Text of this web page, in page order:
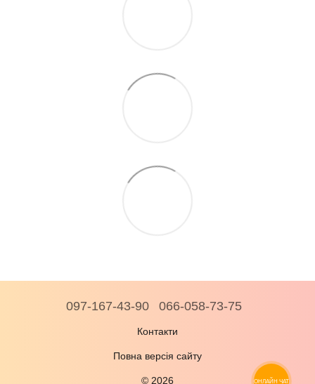
097-167-43-90 066-058-73-75
Контакти
Повна версія сайту
© 2026 ОНЛАЙН ЧАТ